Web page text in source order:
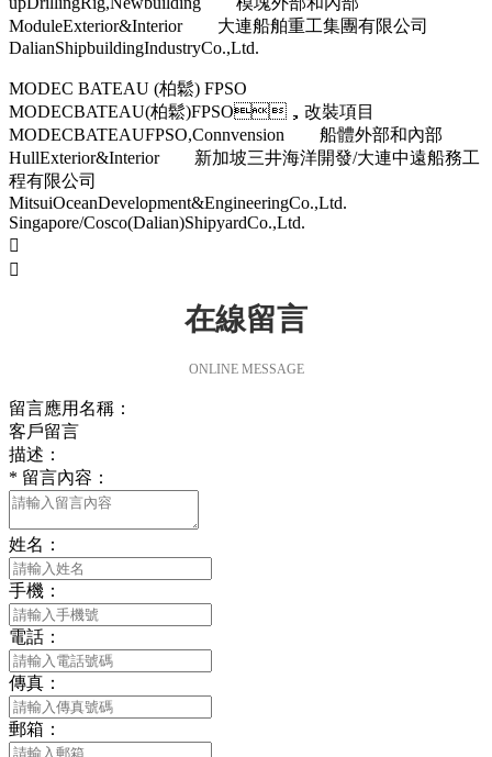
ModuleExterior&Interior 大連船舶重工集團有限公司
DalianShipbuildingIndustryCo.,Ltd.
MODEC BATEAU (柏鬆) FPSO
MODECBATEAU(柏鬆)FPSO，改裝項目
MODECBATEAUFPSO,Connvension 船體外部和內部
HullExterior&Interior 新加坡三井海洋開發/大連中遠船務工
程有限公司
MitsuiOceanDevelopment&EngineeringCo.,Ltd.
Singapore/Cosco(Dalian)ShipyardCo.,Ltd.


在線留言
ONLINE MESSAGE
留言應用名稱：
客戶留言
描述：
* 留言內容：
姓名：
手機：
電話：
傳真：
郵箱：